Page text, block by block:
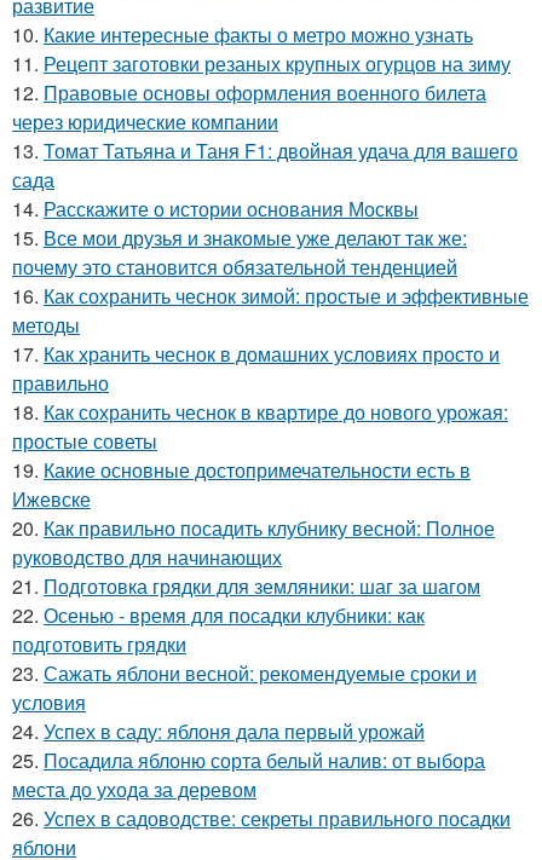
развитие
10. Какие интересные факты о метро можно узнать
11. Рецепт заготовки резаных крупных огурцов на зиму
12. Правовые основы оформления военного билета
через юридические компании
13. Томат Татьяна и Таня F1: двойная удача для вашего
сада
14. Расскажите о истории основания Москвы
15. Все мои друзья и знакомые уже делают так же:
почему это становится обязательной тенденцией
16. Как сохранить чеснок зимой: простые и эффективные
методы
17. Как хранить чеснок в домашних условиях просто и
правильно
18. Как сохранить чеснок в квартире до нового урожая:
простые советы
19. Какие основные достопримечательности есть в
Ижевске
20. Как правильно посадить клубнику весной: Полное
руководство для начинающих
21. Подготовка грядки для земляники: шаг за шагом
22. Осенью - время для посадки клубники: как
подготовить грядки
23. Сажать яблони весной: рекомендуемые сроки и
условия
24. Успех в саду: яблоня дала первый урожай
25. Посадила яблоню сорта белый налив: от выбора
места до ухода за деревом
26. Успех в садоводстве: секреты правильного посадки
яблони